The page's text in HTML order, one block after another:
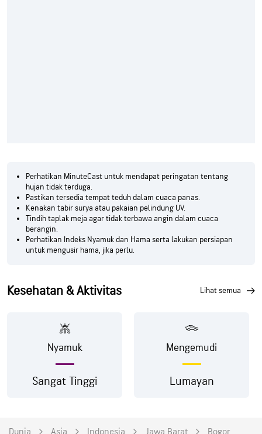
Perhatikan MinuteCast untuk mendapat peringatan tentang
hujan tidak terduga.
Pastikan tersedia tempat teduh dalam cuaca panas.
Kenakan tabir surya atau pakaian pelindung UV.
Tindih taplak meja agar tidak terbawa angin dalam cuaca
berangin.
Perhatikan Indeks Nyamuk dan Hama serta lakukan persiapan
untuk mengusir hama, jika perlu.
Kesehatan & Aktivitas lihat semua
Nyamuk
Sangat Tinggi
Mengemudi
Lumayan
Dunia Asia Indonesia Jawa Barat Bogor